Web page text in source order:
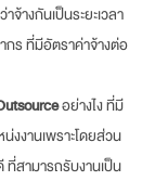
างกันเป็นระยะเวลา
กร ที่มีอัตราค่าจ้างต่อ
อย่างไง ที่มี
งงานเพราะโดยส่วน
สามารถรับงานเป็น